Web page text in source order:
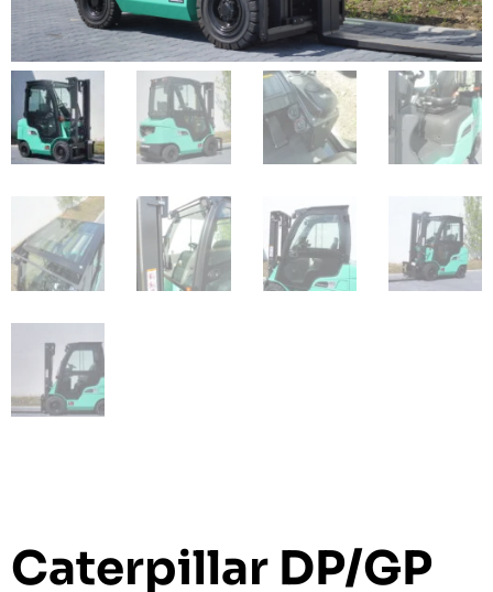
Caterpillar DP/GP